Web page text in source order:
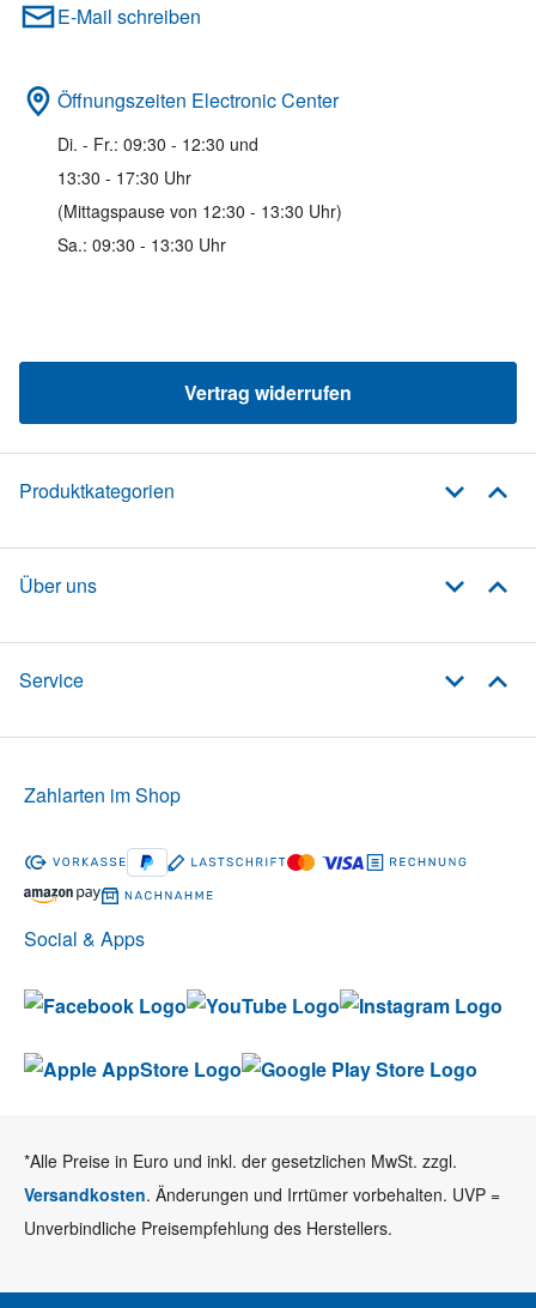
E-Mail schreiben
Öffnungszeiten Electronic Center
Di. - Fr.: 09:30 - 12:30 und
13:30 - 17:30 Uhr
(Mittagspause von 12:30 - 13:30 Uhr)
Sa.: 09:30 - 13:30 Uhr
Vertrag widerrufen
Produktkategorien
Über uns
Service
Social & Apps
Zahlarten im Shop
*Alle Preise in Euro und inkl. der gesetzlichen MwSt. zzgl.
Versandkosten. Änderungen und Irrtümer vorbehalten. UVP =
Unverbindliche Preisempfehlung des Herstellers.